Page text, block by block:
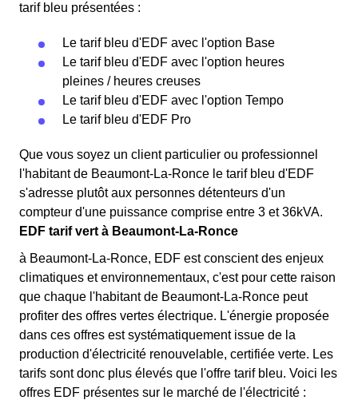
tarif bleu présentées :
Le tarif bleu d'EDF avec l'option Base
Le tarif bleu d'EDF avec l'option heures
pleines / heures creuses
Le tarif bleu d'EDF avec l'option Tempo
Le tarif bleu d'EDF Pro
Que vous soyez un client particulier ou professionnel
l'habitant de Beaumont-La-Ronce le tarif bleu d'EDF
s'adresse plutôt aux personnes détenteurs d'un
compteur d'une puissance comprise entre 3 et 36kVA.
EDF tarif vert à Beaumont-La-Ronce
à Beaumont-La-Ronce, EDF est conscient des enjeux
climatiques et environnementaux, c'est pour cette raison
que chaque l'habitant de Beaumont-La-Ronce peut
profiter des offres vertes électrique. L'énergie proposée
dans ces offres est systématiquement issue de la
production d'électricité renouvelable, certifiée verte. Les
tarifs sont donc plus élevés que l'offre tarif bleu. Voici les
offres EDF présentes sur le marché de l'électricité :